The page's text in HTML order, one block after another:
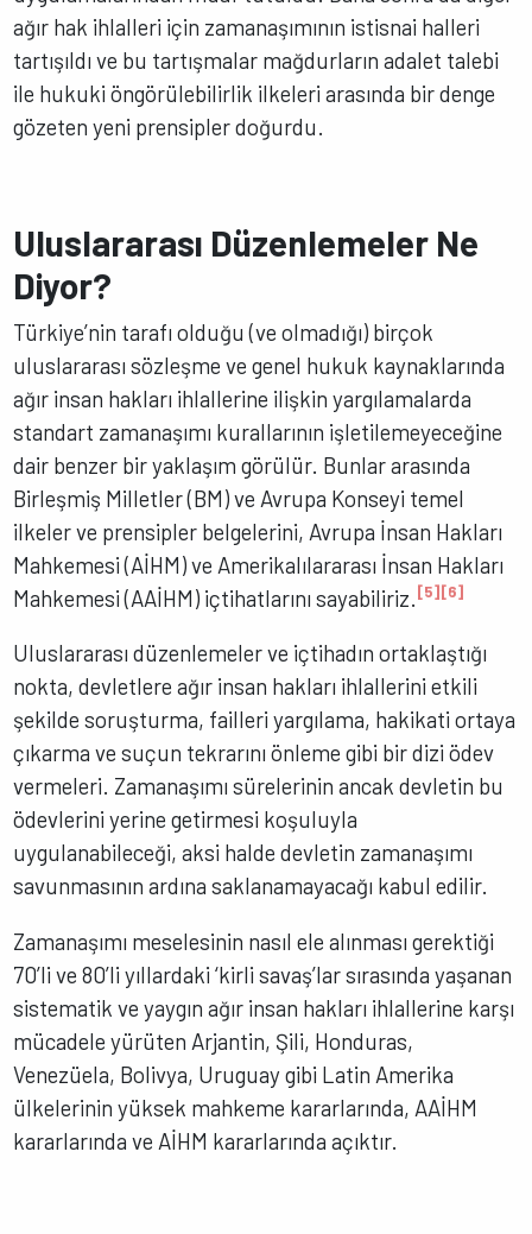
ağır hak ihlalleri için zamanaşımının istisnai halleri
tartışıldı ve bu tartışmalar mağdurların adalet talebi
ile hukuki öngörülebilirlik ilkeleri arasında bir denge
gözeten yeni prensipler doğurdu.
Uluslararası Düzenlemeler Ne
Diyor?
Türkiye’nin tarafı olduğu (ve olmadığı) birçok
uluslararası sözleşme ve genel hukuk kaynaklarında
ağır insan hakları ihlallerine ilişkin yargılamalarda
standart zamanaşımı kurallarının işletilemeyeceğine
dair benzer bir yaklaşım görülür. Bunlar arasında
Birleşmiş Milletler (BM) ve Avrupa Konseyi temel
ilkeler ve prensipler belgelerini, Avrupa İnsan Hakları
Mahkemesi (AİHM) ve Amerikalılararası İnsan Hakları
Mahkemesi (AAİHM) içtihatlarını sayabiliriz. [5][6]
Uluslararası düzenlemeler ve içtihadın ortaklaştığı
nokta, devletlere ağır insan hakları ihlallerini etkili
şekilde soruşturma, failleri yargılama, hakikati ortaya
çıkarma ve suçun tekrarını önleme gibi bir dizi ödev
vermeleri. Zamanaşımı sürelerinin ancak devletin bu
ödevlerini yerine getirmesi koşuluyla
uygulanabileceği, aksi halde devletin zamanaşımı
savunmasının ardına saklanamayacağı kabul edilir.
Zamanaşımı meselesinin nasıl ele alınması gerektiği
70’li ve 80’li yıllardaki ‘kirli savaş’lar sırasında yaşanan
sistematik ve yaygın ağır insan hakları ihlallerine karşı
mücadele yürüten Arjantin, Şili, Honduras,
Venezüela, Bolivya, Uruguay gibi Latin Amerika
ülkelerinin yüksek mahkeme kararlarında, AAİHM
kararlarında ve AİHM kararlarında açıktır.